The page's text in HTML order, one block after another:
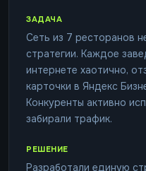
ЗАДАЧА
Сеть из 7 ресторанов
стратегии. Каждое
интернете хаотично,
карточки в Яндекс
Конкуренты активно
забирали трафик.
РЕШЕНИЕ
Разработали единую